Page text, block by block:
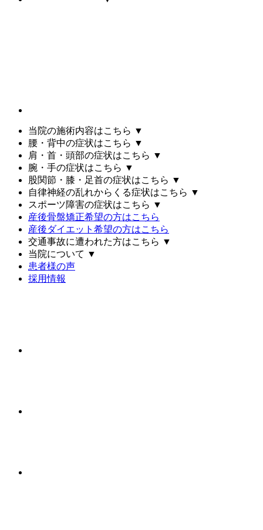
当院の施術内容はこちら ▼
腰・背中の症状はこちら ▼
肩・首・頭部の症状はこちら ▼
腕・手の症状はこちら ▼
股関節・膝・足首の症状はこちら ▼
自律神経の乱れからくる症状はこちら ▼
スポーツ障害の症状はこちら ▼
産後骨盤矯正希望の方はこちら
産後ダイエット希望の方はこちら
交通事故に遭われた方はこちら ▼
当院について ▼
患者様の声
採用情報